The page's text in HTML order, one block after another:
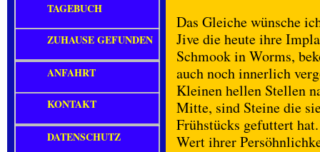
Das Gleiche wünsche
Jive die heute ihre
Schmook in Worms,
auch noch innerlich
Kleinen hellen Stellen
Mitte, sind Steine die
Frühstücks gefuttert
Wert ihrer
TAGEBUCH
ZUHAUSE GEFUNDEN
ANFAHRT
KONTAKT
DATENSCHUTZ